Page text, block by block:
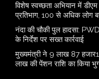
विशेष स्वच्छता अभियान में
प्रतिभाग, 100 से अधिक लोग
नंदा की चौकी पुल हादसा:
के निर्देश पर सख्त कार्रवाई
मुख्यमंत्री ने 9 लाख 87
लाख की पेंशन राशि का किया